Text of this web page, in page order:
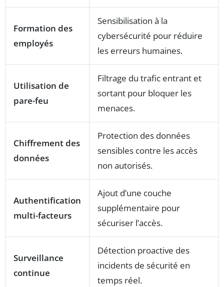
Formation des
employés
Sensibilisation à la
cybersécurité pour réduire
les erreurs humaines.
Utilisation de
pare-feu
Filtrage du trafic entrant et
sortant pour bloquer les
menaces.
Chiffrement des
données
Protection des données
sensibles contre les accès
non autorisés.
Authentification
multi-facteurs
Ajout d’une couche
supplémentaire pour
sécuriser l’accès.
Surveillance
continue
Détection proactive des
incidents de sécurité en
temps réel.